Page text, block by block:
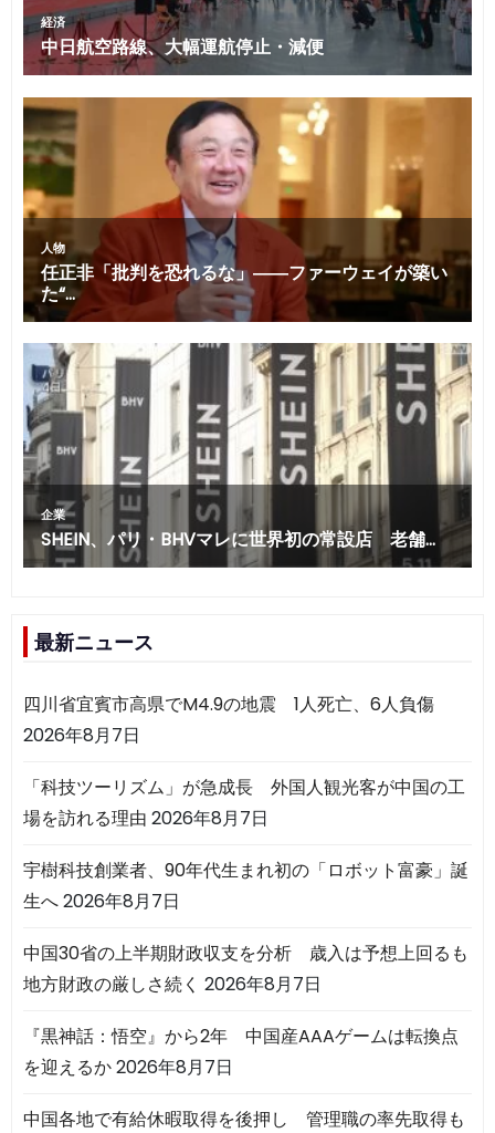
最新ニュース
四川省宜賓市高県でM4.9の地震 1人死亡、6人負傷
2026年8月7日
「科技ツーリズム」が急成長 外国人観光客が中国の工
場を訪れる理由 2026年8月7日
宇樹科技創業者、90年代生まれ初の「ロボット富豪」誕
生へ2026年8月7日
中国30省の上半期財政収支を分析 歳入は予想上回るも
地方財政の厳しさ続く 2026年8月7日
『黒神話：悟空』から2年 中国産AAAゲームは転換点
を迎えるか2026年8月7日
中国各地で有給休暇取得を後押し 管理職の率先取得も